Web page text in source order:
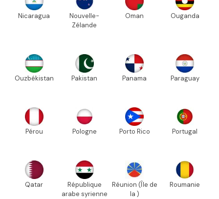
Nicaragua
Nouvelle-
Zélande
Oman Ouganda
Ouzbékistan Pakistan Panama Paraguay
Pérou Pologne Porto Rico Portugal
Qatar
République
arabe syrienne
Réunion (Île de
la )
Roumanie